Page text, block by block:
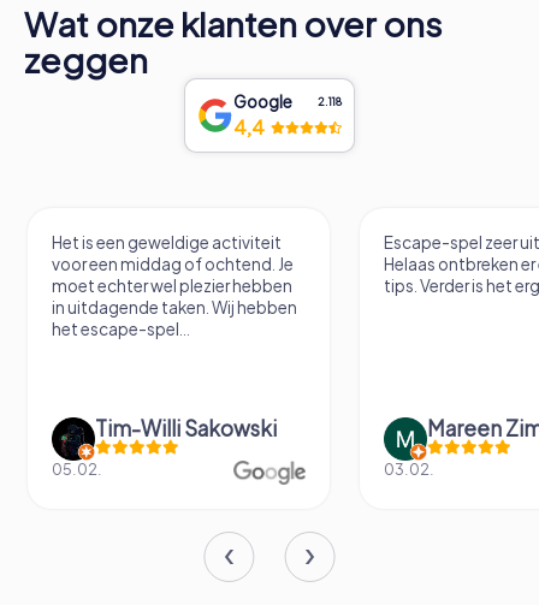
Wat onze klanten over ons
zeggen
Google 2.118
4,4
Het is een geweldige activiteit
voor een middag of ochtend. Je
moet echter wel plezier hebben
in uitdagende taken. Wij hebben
het escape-spel...
Tim-Willi Sakowski
05.02.
Escape-spel zeer
Helaas ontbreken er
tips. Verder is het
Mareen
03.02.